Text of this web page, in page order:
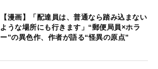
【漫画】「配達員は、普通なら踏み込まない
ような場所にも行きます」“郵便局員×ホラ
ー”の異色作、作者が語る“怪異の原点”